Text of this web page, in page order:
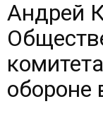
Андрей
обороне